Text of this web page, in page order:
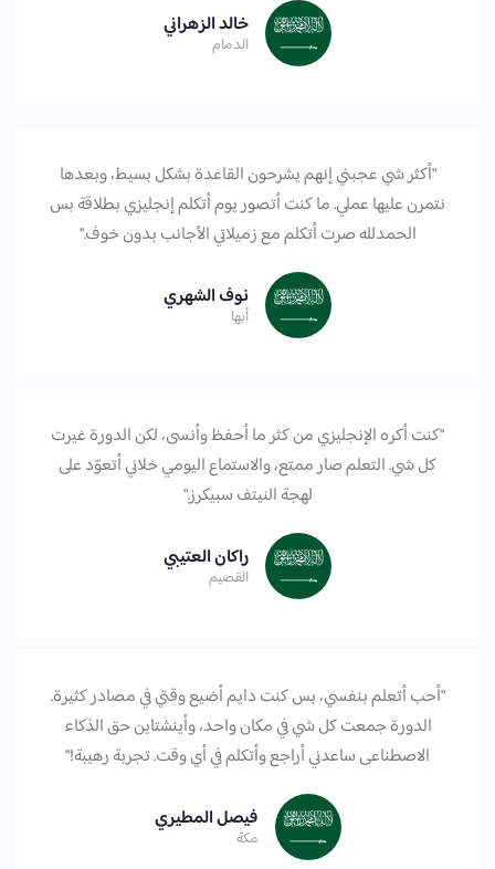
خالد الزهراني
الدمام
"أكثر شي عجبني إنهم يشرحون القاعدة بشكل بسيط، وبعدها
نتمرن عليها عملي. ما كنت أتصور يوم أتكلم إنجليزي بطلاقة بس
الحمدلله صرت أتكلم مع زميلاتي الأجانب بدون خوف."
نوف الشهري
أبها
"كنت أكره الإنجليزي من كثر ما أحفظ وأنسى، لكن الدورة غيرت
كل شي. التعلم صار ممتع، والاستماع اليومي خلاني أتعوّد على
لهجة النيتف سبيكرز."
راكان العتيبي
القصيم
"أحب أتعلم بنفسي، بس كنت دايم أضيع وقتي في مصادر كثيرة.
الدورة جمعت كل شي في مكان واحد، وأينشتاين حق الذكاء
الاصطناعى ساعدني أراجع وأتكلم في أي وقت. تجربة رهيبة!"
فيصل المطيري
مكة